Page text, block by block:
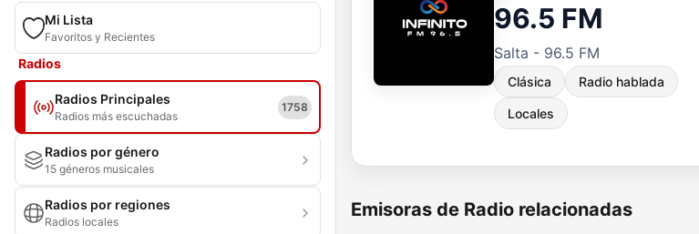
Mi Lista
Favoritos y Recientes
Radios
Radios Principales
Radios más escuchadas
1758
Radios por género
15 géneros musicales
Radios por regiones
Radios locales
96.5 FM
Salta - 96.5 FM
Clásica Radio hablada
Locales
Emisoras de Radio relacionadas